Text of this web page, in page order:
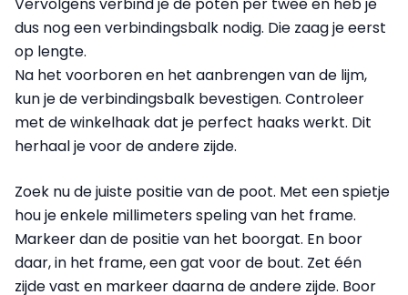
dus nog een verbindingsbalk nodig. Die zaag je eerst
op lengte.
Na het voorboren en het aanbrengen van de lijm,
kun je de verbindingsbalk bevestigen. Controleer
met de winkelhaak dat je perfect haaks werkt. Dit
herhaal je voor de andere zijde.
Zoek nu de juiste positie van de poot. Met een spietje
hou je enkele millimeters speling van het frame.
Markeer dan de positie van het boorgat. En boor
daar, in het frame, een gat voor de bout. Zet één
zijde vast en markeer daarna de andere zijde. Boor